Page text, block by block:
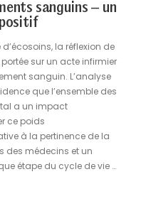
sanguins – un
la réflexion de
sur un acte infirmier
sanguin. L’analyse
que l’ensemble des
a un impact
ce poids
à la pertinence de la
des médecins et un
étape du cycle de vie a
commence à